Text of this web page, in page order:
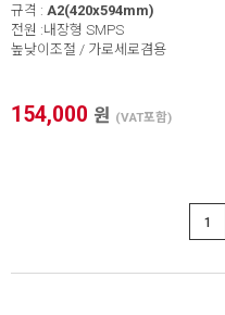
규격 : A2(420x594mm)
전원 :내장형 SMPS
높낮이조절 / 가로세로겸용
154,000 원 (VAT포함)
1